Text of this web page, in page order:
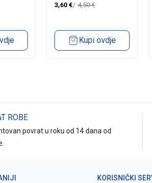
3,60 € 4,50€
Kupi ovdje
ROBE
povrat u roku od 14 dana od
KORISNIČKI